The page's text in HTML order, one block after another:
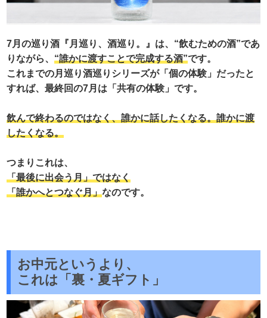
7月の巡り酒『月巡り、酒巡り。』は、“飲むための酒”であ
りながら、“誰かに渡すことで完成する酒”です。
これまでの月巡り酒巡りシリーズが「個の体験」だったと
すれば、最終回の7月は「共有の体験」です。
飲んで終わるのではなく、誰かに話したくなる。誰かに渡
したくなる。
つまりこれは、
「最後に出会う月」ではなく
「誰かへとつなぐ月」なのです。
お中元というより、
これは「裏・夏ギフト」